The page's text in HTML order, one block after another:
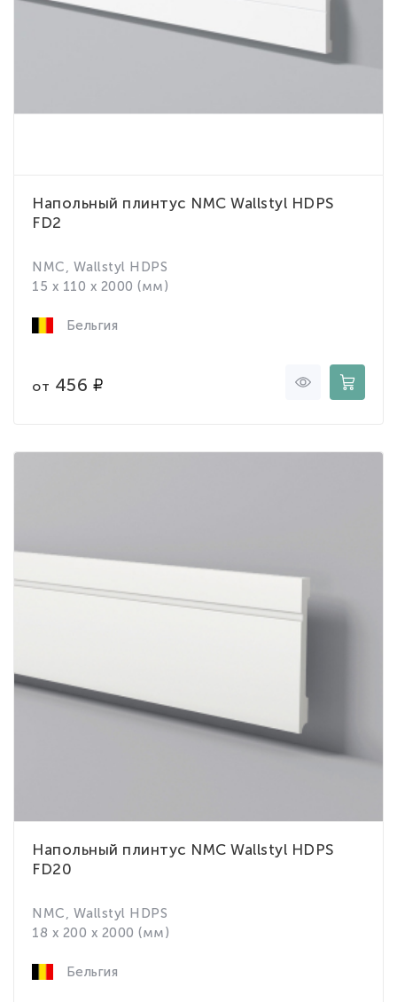
Напольный плинтус NMC Wallstyl HDPS
FD2
NMC, Wallstyl HDPS
15 x 110 x 2000 (мм)
Бельгия
от 456
Напольный плинтус NMC Wallstyl HDPS
FD20
NMC, Wallstyl HDPS
18 x 200 x 2000 (мм)
Бельгия